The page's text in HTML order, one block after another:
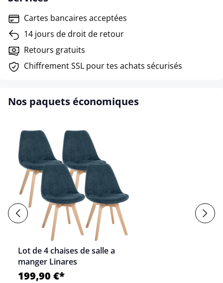
Cartes bancaires acceptées
14 jours de droit de retour
Retours gratuits
Chiffrement SSL pour tes achats sécurisés
Nos paquets économiques
Lot de 4 chaises de salle a
manger Linares
199,90 €*